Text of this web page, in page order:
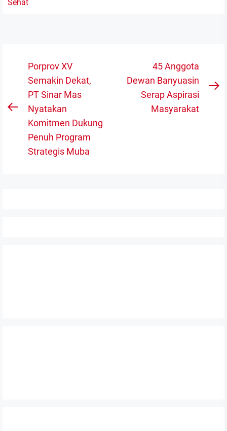
Navigasi
pos
Previous
Porprov XV
Semakin Dekat,
PT Sinar Mas
Nyatakan
Komitmen Dukung
Penuh Program
Strategis Muba
45 Anggota
Dewan Banyuasin
Serap Aspirasi
Masyarakat